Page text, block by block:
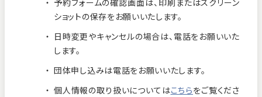
お知らせ 個人情報保護方針
予約フォームの確認画面は、印刷またはスクリーン
ショットの保存をお願いいたします。
日時変更やキャンセルの場合は、電話をお願いいた
します。
団体申し込みは電話をお願いいたします。
個人情報の取り扱いについてはこちらをご覧くださ